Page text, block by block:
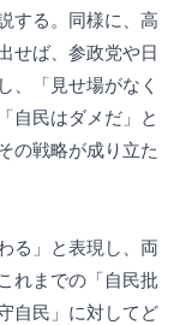
する。同様に、高
せば、参政党や日
、「見せ場がなく
自民はダメだ」と
の戦略が成り立た
る」と表現し、両
れまでの「自民批
自民」に対してど